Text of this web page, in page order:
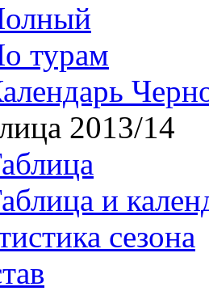
турам
2013/14
и
сезона